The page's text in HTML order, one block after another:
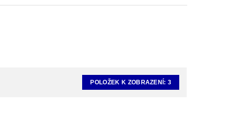
POLOŽEK K ZOBRAZENÍ:3